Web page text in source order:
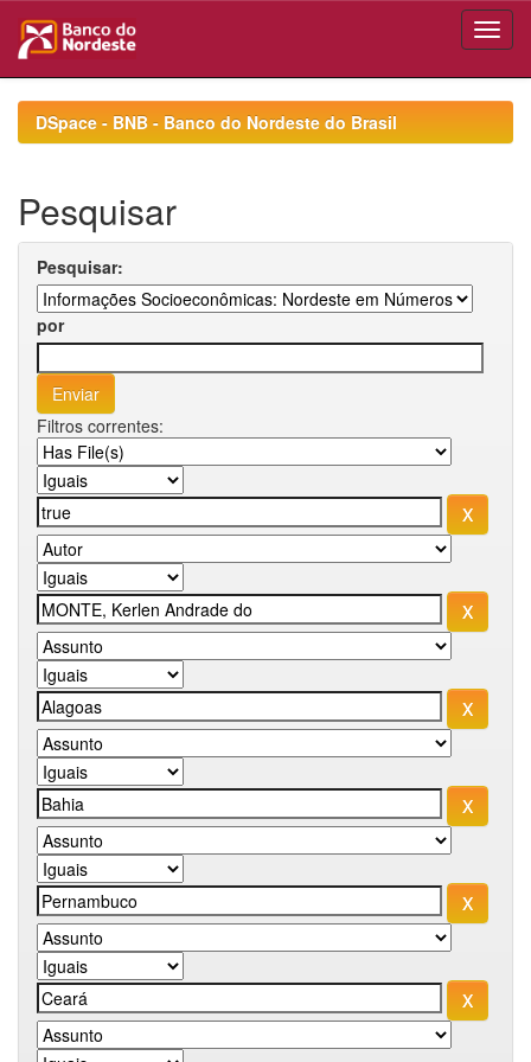
navigationDSpace - BNB - Banco do Nordeste do Brasil
Pesquisar
Pesquisar:
por
Filtros correntes: